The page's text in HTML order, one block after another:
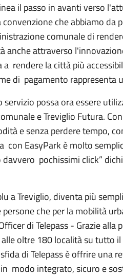
il passo in avanti verso
che abbiamo da
comunale di
attraverso
rendere la città più
di pagamento rappresenta
possa ora essere
e Treviglio Futura.
e senza perdere tempo,
con EasyPark è molto
pochissimi click”
a Treviglio, diventa più
che per la mobilità
di Telepass - Grazie alla
oltre 180 località su tutto
di Telepass è offrire una
modo integrato, sicuro e